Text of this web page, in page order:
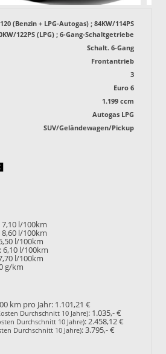
(Benzin + LPG-Autogas) ; 84KW/114PS
122PS (LPG) ; 6-Gang-Schaltgetriebe
Schalt. 6-Gang
Frontantrieb
3
Euro 6
1.199 ccm
Autogas LPG
SUV/Geländewagen/Pickup
7,10 l/100km
8,60 l/100km
l/100km
6,10 l/100km
l/100km
g/km
km pro Jahr: 1.101,21 €
Durchschnitt 10 Jahre): 1.035,- €
Durchschnitt 10 Jahre):2.458,12 €
Durchschnitt 10 Jahre):3.795,- €